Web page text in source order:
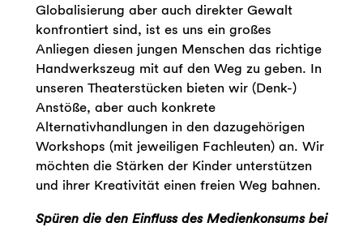
Globalisierung aber auch direkter Gewalt
konfrontiert sind, ist es uns ein großes
Anliegen diesen jungen Menschen das richtige
Handwerkszeug mit auf den Weg zu geben. In
unseren Theaterstücken bieten wir (Denk-)
Anstöße, aber auch konkrete
Alternativhandlungen in den dazugehörigen
Workshops (mit jeweiligen Fachleuten) an. Wir
möchten die Stärken der Kinder unterstützen
und ihrer Kreativität einen freien Weg bahnen.
Spüren die den Einfluss des Medienkonsums bei